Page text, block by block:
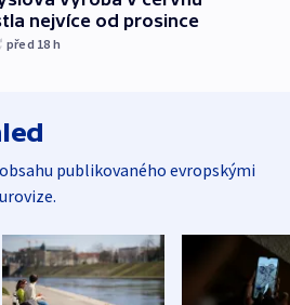
nejvíce od prosince
před 18 h
publikovaného evropskými